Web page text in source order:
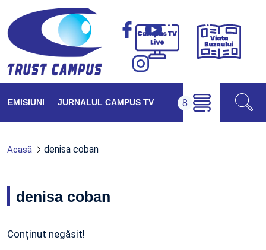
Campus
Viața
EMISIUNI JURNALUL CAMPUS TV
Acasă denisa coban
denisa coban
Conținut negăsit!